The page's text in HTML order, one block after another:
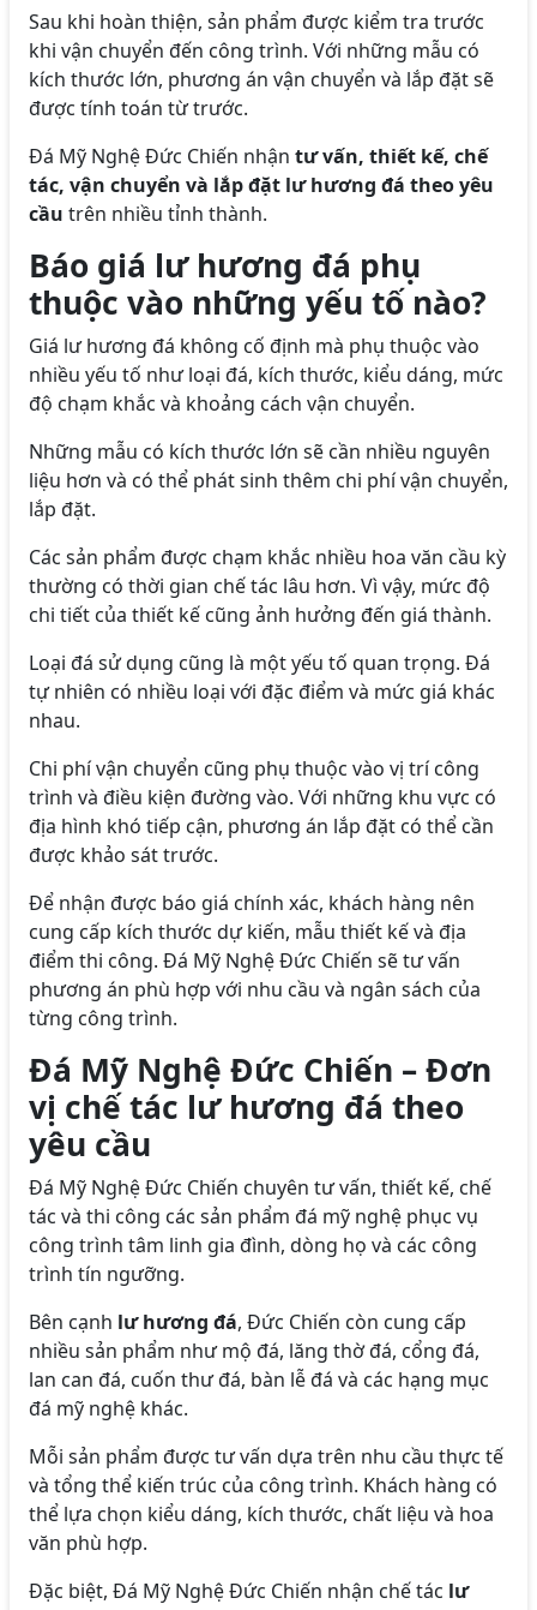
Sau khi hoàn thiện, sản phẩm được kiểm tra trước
khi vận chuyển đến công trình. Với những mẫu có
kích thước lớn, phương án vận chuyển và lắp đặt sẽ
được tính toán từ trước.
Đá Mỹ Nghệ Đức Chiến nhận tư vấn, thiết kế, chế
tác, vận chuyển và lắp đặt lư hương đá theo yêu
cầu trên nhiều tỉnh thành.
Báo giá lư hương đá phụ
thuộc vào những yếu tố nào?
Giá lư hương đá không cố định mà phụ thuộc vào
nhiều yếu tố như loại đá, kích thước, kiểu dáng, mức
độ chạm khắc và khoảng cách vận chuyển.
Những mẫu có kích thước lớn sẽ cần nhiều nguyên
liệu hơn và có thể phát sinh thêm chi phí vận chuyển,
lắp đặt.
Các sản phẩm được chạm khắc nhiều hoa văn cầu kỳ
thường có thời gian chế tác lâu hơn. Vì vậy, mức độ
chi tiết của thiết kế cũng ảnh hưởng đến giá thành.
Loại đá sử dụng cũng là một yếu tố quan trọng. Đá
tự nhiên có nhiều loại với đặc điểm và mức giá khác
nhau.
Chi phí vận chuyển cũng phụ thuộc vào vị trí công
trình và điều kiện đường vào. Với những khu vực có
địa hình khó tiếp cận, phương án lắp đặt có thể cần
được khảo sát trước.
Để nhận được báo giá chính xác, khách hàng nên
cung cấp kích thước dự kiến, mẫu thiết kế và địa
điểm thi công. Đá Mỹ Nghệ Đức Chiến sẽ tư vấn
phương án phù hợp với nhu cầu và ngân sách của
từng công trình.
Đá Mỹ Nghệ Đức Chiến – Đơn
vị chế tác lư hương đá theo
yêu cầu
Đá Mỹ Nghệ Đức Chiến chuyên tư vấn, thiết kế, chế
tác và thi công các sản phẩm đá mỹ nghệ phục vụ
công trình tâm linh gia đình, dòng họ và các công
trình tín ngưỡng.
Bên cạnh lư hương đá, Đức Chiến còn cung cấp
nhiều sản phẩm như mộ đá, lăng thờ đá, cổng đá,
lan can đá, cuốn thư đá, bàn lễ đá và các hạng mục
đá mỹ nghệ khác.
Mỗi sản phẩm được tư vấn dựa trên nhu cầu thực tế
và tổng thể kiến trúc của công trình. Khách hàng có
thể lựa chọn kiểu dáng, kích thước, chất liệu và hoa
văn phù hợp.
Đặc biệt, Đá Mỹ Nghệ Đức Chiến nhận chế tác lư